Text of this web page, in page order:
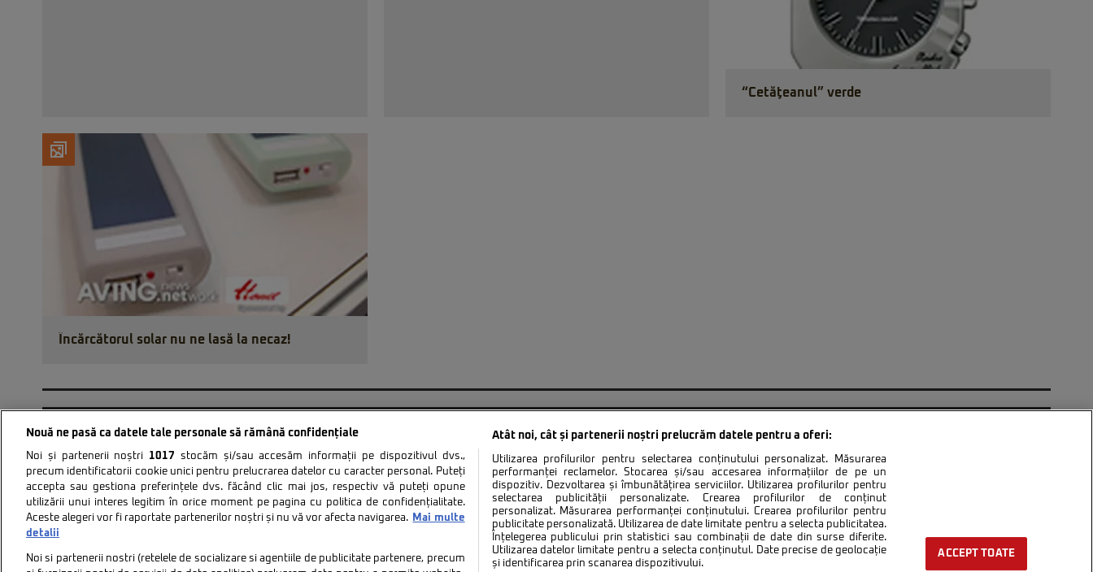
“Cetăţeanul” verde
Încărcătorul solar nu ne lasă la necaz!
Politica de confidentialitate Politica de cookies Termeni si conditii Contact Setări Cookies
Nouă ne pasă ca datele tale personale să rămână confidențiale
Noi și partenerii noștri 1017 stocăm și/sau accesăm informații pe dispozitivul dvs.,
precum identificatorii cookie unici pentru prelucrarea datelor cu caracter personal. Puteți
accepta sau gestiona preferințele dvs. făcând clic mai jos, respectiv vă puteți opune
utilizării unui interes legitim în orice moment pe pagina cu politica de confidențialitate.
Aceste alegeri vor fi raportate partenerilor noștri și nu vă vor afecta navigarea.
Mai multe
detalii
Noi si partenerii nostri (retelele de socializare si agentiile de publicitate partenere, precum
Atât noi, cât și partenerii noștri prelucrăm datele pentru a oferi:
Utilizarea profilurilor pentru selectarea conținutului personalizat. Măsurarea
performanței reclamelor. Stocarea și/sau accesarea informațiilor de pe un
dispozitiv. Dezvoltarea și îmbunătățirea serviciilor. Utilizarea profilurilor pentru
selectarea publicității personalizate. Crearea profilurilor de conținut
personalizat. Măsurarea performanței conținutului. Crearea profilurilor pentru
publicitate personalizată. Utilizarea de date limitate pentru a selecta publicitatea.
Înțelegerea publicului prin statistici sau combinații de date din surse diferite.
Utilizarea datelor limitate pentru a selecta conținutul. Date precise de geolocație
și identificarea prin scanarea dispozitivului.
ACCEPT TOATE